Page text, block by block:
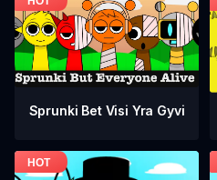
Sprunki Bet Visi Yra Gyvi